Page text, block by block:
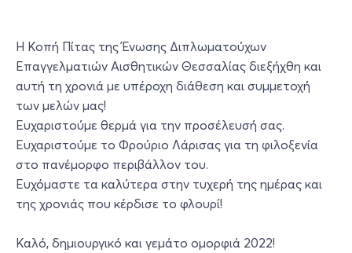
Η Κοπή Πίτας της Ένωσης Διπλωματούχων
Επαγγελματιών Αισθητικών Θεσσαλίας διεξήχθη και
αυτή τη χρονιά με υπέροχη διάθεση και συμμετοχή
των μελών μας!
Ευχαριστούμε θερμά για την προσέλευσή σας.
Ευχαριστούμε το Φρούριο Λάρισας για τη φιλοξενία
στο πανέμορφο περιβάλλον του.
Ευχόμαστε τα καλύτερα στην τυχερή της ημέρας και
της χρονιάς που κέρδισε το φλουρί!
Καλό, δημιουργικό και γεμάτο ομορφιά 2022!